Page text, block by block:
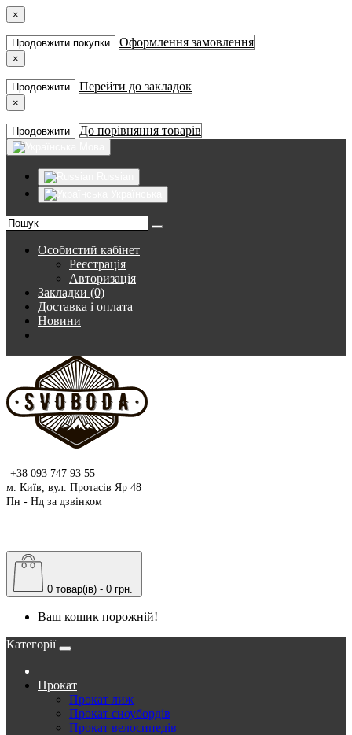
×
Продовжити покупки Оформлення замовлення
×
Продовжити Перейти до закладок
×
Продовжити До порівняння товарів
Особистий кабінет
Реєстрація
Авторизація
Закладки (0)
Доставка і оплата
Новини
+38 093 747 93 55
м. Київ, вул. Протасів Яр 48
Пн - Нд за дзвінком
0 товар(ів) - 0 грн.
Ваш кошик порожній!
Категорії
Прокат
Прокат лиж
Прокат сноубордів
Прокат велосипедів